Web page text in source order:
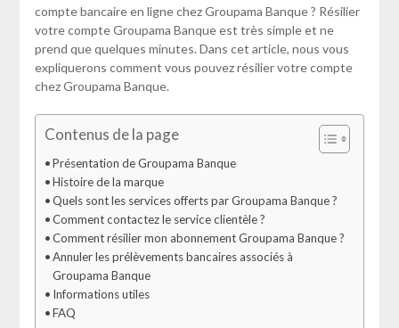
compte bancaire en ligne chez Groupama Banque ? Résilier
votre compte Groupama Banque est très simple et ne
prend que quelques minutes. Dans cet article, nous vous
expliquerons comment vous pouvez résilier votre compte
chez Groupama Banque.
Contenus de la page
Présentation de Groupama Banque
Histoire de la marque
Quels sont les services offerts par Groupama Banque ?
Comment contactez le service clientèle ?
Comment résilier mon abonnement Groupama Banque ?
Annuler les prélèvements bancaires associés à
Groupama Banque
Informations utiles
FAQ